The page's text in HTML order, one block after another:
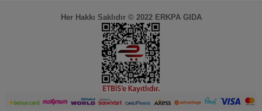
Her Hakkı Saklıdır © 2022 ERKPA GIDA